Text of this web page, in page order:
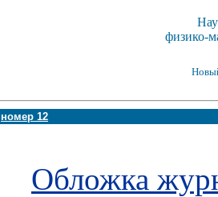
физико-
номер 12
Обложка